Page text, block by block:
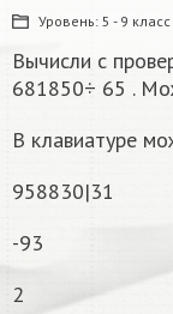
Уровень: 5 - 9 класс
Вычисли с
681850÷ 65 .
В клавиатуре
958830|31
-93
2